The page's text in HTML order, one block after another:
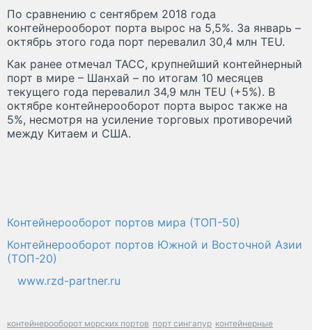
По сравнению с сентябрем 2018 года
контейнерооборот порта вырос на 5,5%. За январь –
октябрь этого года порт перевалил 30,4 млн TEU.
Как ранее отмечал ТАСС, крупнейший контейнерный
порт в мире – Шанхай – по итогам 10 месяцев
текущего года перевалил 34,9 млн TEU (+5%). В
октябре контейнерооборот порта вырос также на
5%, несмотря на усиление торговых противоречий
между Китаем и США.
Контейнерооборот портов мира (ТОП-50)
Контейнерооборот портов Южной и Восточной Азии
(ТОП-20)
www.rzd-partner.ru
контейнерооборот морских портов порт сингапур контейнерные